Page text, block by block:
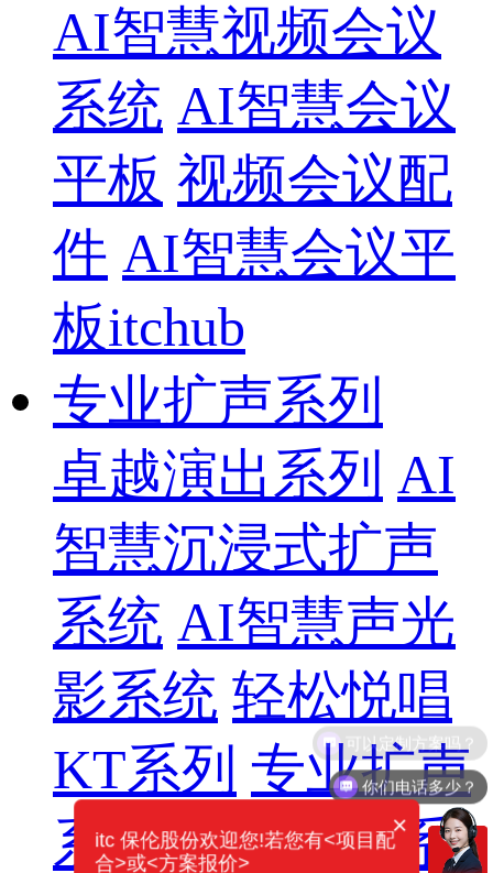
AI智慧视频会议
系统 AI智慧会议
平板 视频会议配
件 AI智慧会议平
板itchub
专业扩声系列
卓越演出系列 AI
智慧沉浸式扩声
系统 AI智慧声光
影系统 轻松悦唱
KT系列 专业扩声
系列 专业音箱系
你们电话多少？
×
itc 保伦股份欢迎您!若您有<项目配
合>或<方案报价>